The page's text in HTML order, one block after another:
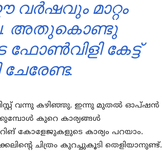
മാറ്റം
അതുകൊണ്ടു
ഫോൺവിളി കേട്ട്
ചേരേണ്ട.
വന്നു കഴിഞ്ഞു. ഇന്നു മുതൽ ഓപ്ഷൻ
കുറെ കാര്യങ്ങൾ
കോളേജുകളുടെ കാര്യം പറയാം.
ചിത്രം കുറച്ചുകൂടി തെളിയാനുണ്ട്.